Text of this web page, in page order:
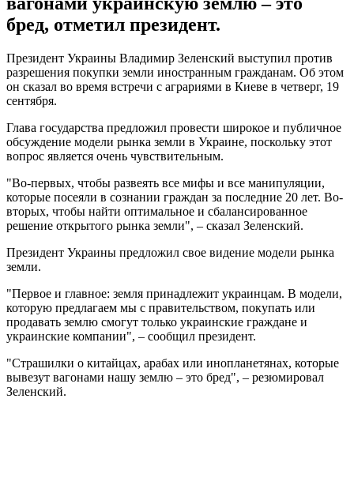
бред, отметил президент.
Президент Украины Владимир Зеленский выступил против
разрешения покупки земли иностранным гражданам. Об этом
он сказал во время встречи с аграриями в Киеве в четверг, 19
сентября.
Глава государства предложил провести широкое и публичное
обсуждение модели рынка земли в Украине, поскольку этот
вопрос является очень чувствительным.
"Во-первых, чтобы развеять все мифы и все манипуляции,
которые посеяли в сознании граждан за последние 20 лет. Во-
вторых, чтобы найти оптимальное и сбалансированное
решение открытого рынка земли", – сказал Зеленский.
Президент Украины предложил свое видение модели рынка
земли.
"Первое и главное: земля принадлежит украинцам. В модели,
которую предлагаем мы с правительством, покупать или
продавать землю смогут только украинские граждане и
украинские компании", – сообщил президент.
"Страшилки о китайцах, арабах или инопланетянах, которые
вывезут вагонами нашу землю – это бред", – резюмировал
Зеленский.